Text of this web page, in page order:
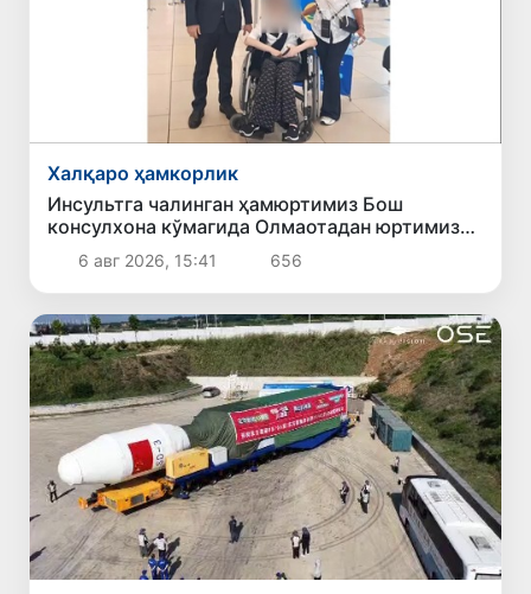
Халқаро ҳамкорлик
Инсультга чалинган ҳамюртимиз Бош
консулхона кўмагида Олмаотадан юртимизга
қайтарилди
6 авг 2026, 15:41 656